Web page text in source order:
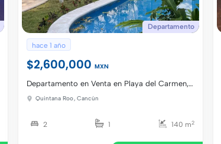
Departamento
hace 1 año
$2,600,000MXN
Departamento en Venta en Playa del Carmen,
México
Quintana Roo, Cancún
2 1 140 m2